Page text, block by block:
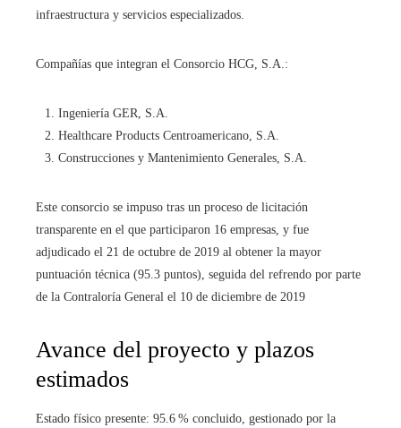
infraestructura y servicios especializados.
Compañías que integran el Consorcio HCG, S.A.:
Ingeniería GER, S.A.
Healthcare Products Centroamericano, S.A.
Construcciones y Mantenimiento Generales, S.A.
Este consorcio se impuso tras un proceso de licitación
transparente en el que participaron 16 empresas, y fue
adjudicado el 21 de octubre de 2019 al obtener la mayor
puntuación técnica (95.3 puntos), seguida del refrendo por parte
de la Contraloría General el 10 de diciembre de 2019
Avance del proyecto y plazos
estimados
Estado físico presente: 95.6 % concluido, gestionado por la